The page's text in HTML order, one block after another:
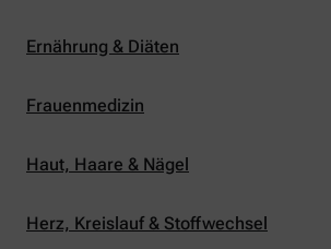
Ernährung & Diäten
Frauenmedizin
Haut, Haare & Nägel
Herz, Kreislauf & Stoffwechsel